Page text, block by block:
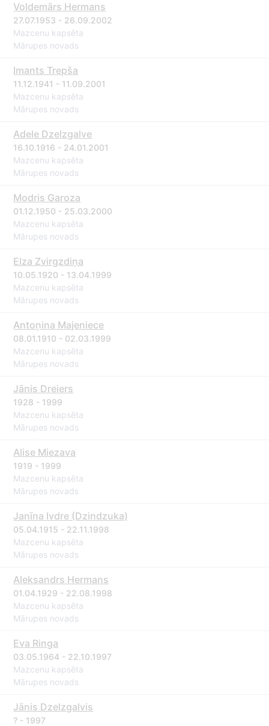
Voldemārs Hermans
27.07.1953 - 26.09.2002
Mazcenu kapsēta
Mārupes novads
Imants Trepša
11.12.1941 - 11.09.2001
Mazcenu kapsēta
Mārupes novads
Adele Dzelzgalve
16.10.1916 - 24.01.2001
Mazcenu kapsēta
Mārupes novads
Modris Garoza
01.12.1950 - 25.03.2000
Mazcenu kapsēta
Mārupes novads
Elza Zvirgzdiņa
10.05.1920 - 13.04.1999
Mazcenu kapsēta
Mārupes novads
Antoņina Majeniece
08.01.1910 - 02.03.1999
Mazcenu kapsēta
Mārupes novads
Jānis Dreiers
1928 - 1999
Mazcenu kapsēta
Mārupes novads
Alise Miezava
1919 - 1999
Mazcenu kapsēta
Mārupes novads
Janīna Ivdre (Dzindzuka)
05.04.1915 - 22.11.1998
Mazcenu kapsēta
Mārupes novads
Aleksandrs Hermans
01.04.1929 - 22.08.1998
Mazcenu kapsēta
Mārupes novads
Eva Ringa
03.05.1964 - 22.10.1997
Mazcenu kapsēta
Mārupes novads
Jānis Dzelzgalvis
? - 1997